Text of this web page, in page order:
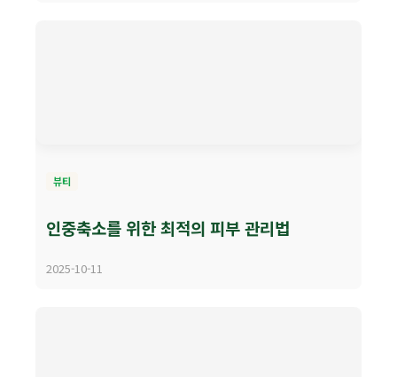
뷰티
인중축소를 위한 최적의 피부 관리법
2025-10-11